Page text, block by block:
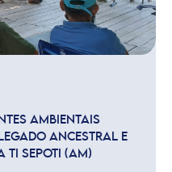
AMBIENTAIS
ANCESTRAL E
TI SEPOTI (AM)